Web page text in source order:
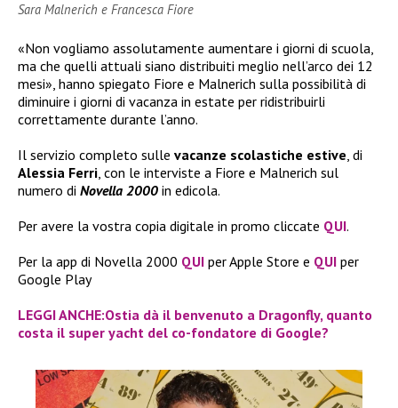
Sara Malnerich e Francesca Fiore
«Non vogliamo assolutamente aumentare i giorni di scuola,
ma che quelli attuali siano distribuiti meglio nell’arco dei 12
mesi», hanno spiegato Fiore e Malnerich sulla possibilità di
diminuire i giorni di vacanza in estate per ridistribuirli
correttamente durante l’anno.
Il servizio completo sulle vacanze scolastiche estive, di
Alessia Ferri, con le interviste a Fiore e Malnerich sul
numero di Novella 2000 in edicola.
Per avere la vostra copia digitale in promo cliccate QUI.
Per la app di Novella 2000 QUI per Apple Store e QUI per
Google Play
LEGGI ANCHE:Ostia dà il benvenuto a Dragonfly, quanto
costa il super yacht del co-fondatore di Google?